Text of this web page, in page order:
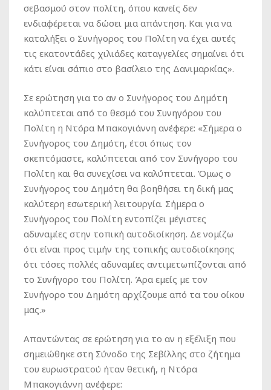
σεβασμού στον πολίτη, όπου κανείς δεν
ενδιαφέρεται να δώσει μια απάντηση. Και για να
καταλήξει ο Συνήγορος του Πολίτη να έχει αυτές
τις εκατοντάδες χιλιάδες καταγγελίες σημαίνει ότι
κάτι είναι σάπιο στο βασίλειο της Δανιμαρκίας».
Σε ερώτηση για το αν ο Συνήγορος του Δημότη
καλύπτεται από το θεσμό του Συνηγόρου του
Πολίτη η Ντόρα Μπακογιάννη ανέφερε: «Σήμερα ο
Συνήγορος του Δημότη, έτσι όπως τον
σκεπτόμαστε, καλύπτεται από τον Συνήγορο του
Πολίτη και θα συνεχίσει να καλύπτεται. Όμως ο
Συνήγορος του Δημότη θα βοηθήσει τη δική μας
καλύτερη εσωτερική λειτουργία. Σήμερα ο
Συνήγορος του Πολίτη εντοπίζει μέγιστες
αδυναμίες στην τοπική αυτοδιοίκηση. Δε νομίζω
ότι είναι προς τιμήν της τοπικής αυτοδιοίκησης
ότι τόσες πολλές αδυναμίες αντιμετωπίζονται από
το Συνήγορο του Πολίτη. Άρα εμείς με τον
Συνήγορο του Δημότη αρχίζουμε από τα του οίκου
μας.»
Απαντώντας σε ερώτηση για το αν η εξέλιξη που
σημειώθηκε στη Σύνοδο της Σεβίλλης στο ζήτημα
του ευρωστρατού ήταν θετική, η Ντόρα
Μπακογιάννη ανέφερε: